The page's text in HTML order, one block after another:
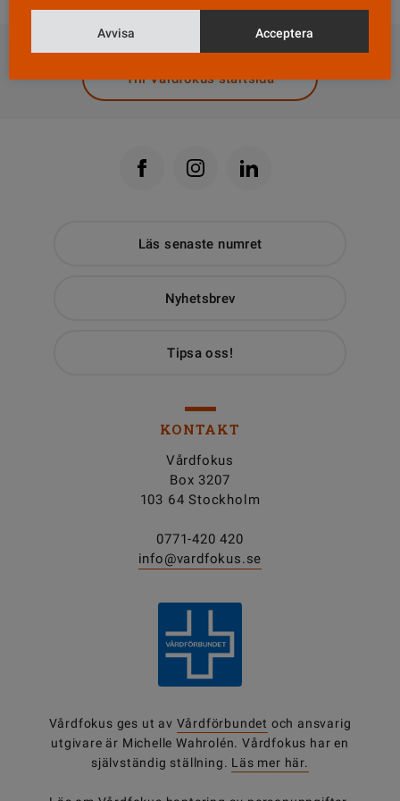
Till Vårdfokus startsida
Läs senaste numret
Nyhetsbrev
Tipsa oss!
KONTAKT
Vårdfokus
Box 3207
103 64 Stockholm
0771-420 420
info@vardfokus.se
Vårdfokus ges ut av Vårdförbundet och ansvarig
utgivare är Michelle Wahrolén. Vårdfokus har en
självständig ställning. Läs mer här.
Avvisa Acceptera